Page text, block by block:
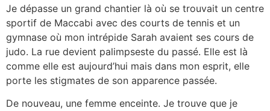
Je dépasse un grand chantier là où se trouvait un centre
sportif de Maccabi avec des courts de tennis et un
gymnase où mon intrépide Sarah avaient ses cours de
judo. La rue devient palimpseste du passé. Elle est là
comme elle est aujourd’hui mais dans mon esprit, elle
porte les stigmates de son apparence passée.
De nouveau, une femme enceinte. Je trouve que je